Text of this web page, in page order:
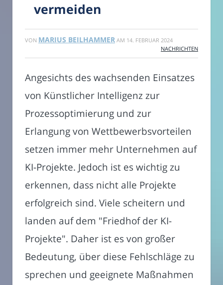
vermeiden
VON MARIUS BEILHAMMER AM 14. FEBRUAR 2024
NACHRICHTEN
Angesichts des wachsenden Einsatzes
von Künstlicher Intelligenz zur
Prozessoptimierung und zur
Erlangung von Wettbewerbsvorteilen
setzen immer mehr Unternehmen auf
KI-Projekte. Jedoch ist es wichtig zu
erkennen, dass nicht alle Projekte
erfolgreich sind. Viele scheitern und
landen auf dem "Friedhof der KI-
Projekte". Daher ist es von großer
Bedeutung, über diese Fehlschläge zu
sprechen und geeignete Maßnahmen